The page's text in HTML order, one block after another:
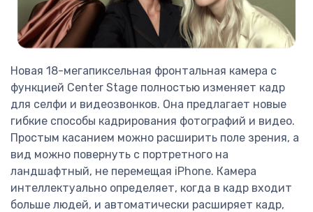
Новая 18-мегапиксельная фронтальная камера с
функцией Center Stage полностью изменяет кадр
для селфи и видеозвонков. Она предлагает новые
гибкие способы кадрирования фотографий и видео.
Простым касанием можно расширить поле зрения, а
вид можно повернуть с портретного на
ландшафтный, не перемещая iPhone. Камера
интеллектуально определяет, когда в кадр входит
больше людей, и автоматически расширяет кадр,